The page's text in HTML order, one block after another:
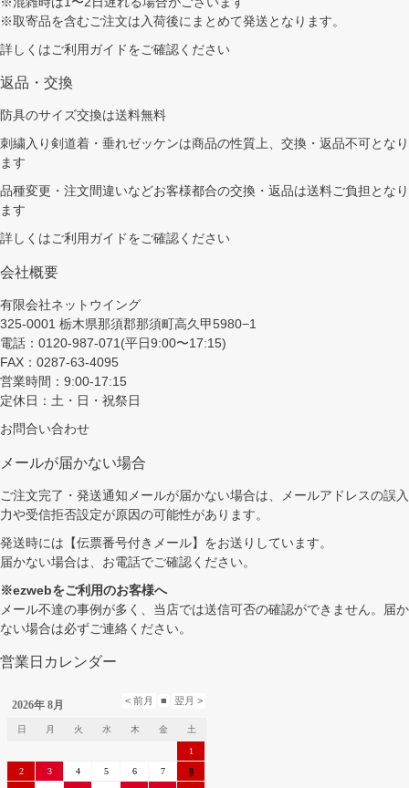
※取寄品を含むご注文は入荷後にまとめて発送となります。
詳しくはご利用ガイドをご確認ください
返品・交換
防具のサイズ交換は送料無料
刺繍入り剣道着・垂れゼッケンは商品の性質上、交換・返品不可となり
ます
品種変更・注文間違いなどお客様都合の交換・返品は送料ご負担となり
ます
詳しくはご利用ガイドをご確認ください
会社概要
有限会社ネットウイング
325-0001 栃木県那須郡那須町高久甲5980−1
電話：0120-987-071(平日9:00〜17:15)
FAX：0287-63-4095
営業時間：9:00-17:15
定休日：土・日・祝祭日
お問合い合わせ
メールが届かない場合
ご注文完了・発送通知メールが届かない場合は、メールアドレスの誤入
力や受信拒否設定が原因の可能性があります。
発送時には【伝票番号付きメール】をお送りしています。
届かない場合は、お電話でご確認ください。
※ezwebをご利用のお客様へ
メール不達の事例が多く、当店では送信可否の確認ができません。届か
ない場合は必ずご連絡ください。
営業日カレンダー